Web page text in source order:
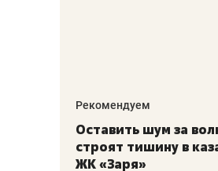
Рекомендуем
Оставить шум за
строят тишину в
ЖК «Заря»